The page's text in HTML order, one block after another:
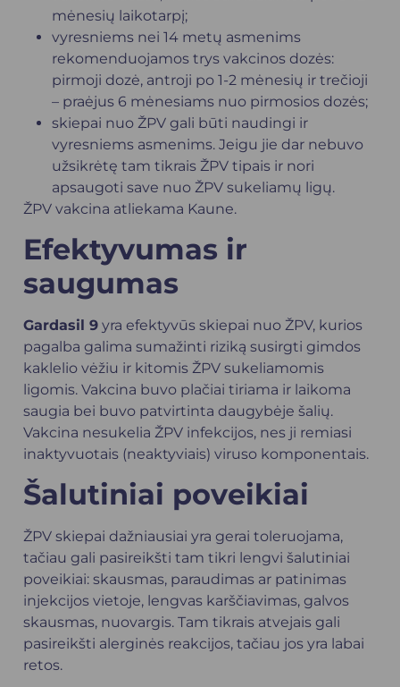
mėnesių laikotarpį;
vyresniems nei 14 metų asmenims
rekomenduojamos trys vakcinos dozės:
pirmoji dozė, antroji po 1-2 mėnesių ir trečioji
– praėjus 6 mėnesiams nuo pirmosios dozės;
skiepai nuo ŽPV gali būti naudingi ir
vyresniems asmenims. Jeigu jie dar nebuvo
užsikrėtę tam tikrais ŽPV tipais ir nori
apsaugoti save nuo ŽPV sukeliamų ligų.
ŽPV vakcina atliekama Kaune.
Efektyvumas ir
saugumas
Gardasil 9 yra efektyvūs skiepai nuo ŽPV, kurios
pagalba galima sumažinti riziką susirgti gimdos
kaklelio vėžiu ir kitomis ŽPV sukeliamomis
ligomis. Vakcina buvo plačiai tiriama ir laikoma
saugia bei buvo patvirtinta daugybėje šalių.
Vakcina nesukelia ŽPV infekcijos, nes ji remiasi
inaktyvuotais (neaktyviais) viruso komponentais.
Šalutiniai poveikiai
ŽPV skiepai dažniausiai yra gerai toleruojama,
tačiau gali pasireikšti tam tikri lengvi šalutiniai
poveikiai: skausmas, paraudimas ar patinimas
injekcijos vietoje, lengvas karščiavimas, galvos
skausmas, nuovargis. Tam tikrais atvejais gali
pasireikšti alerginės reakcijos, tačiau jos yra labai
retos.